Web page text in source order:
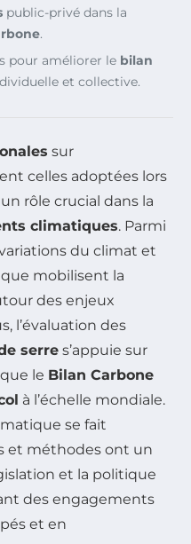
public-privé dans la
.
pour améliorer le bilan
et collective.
sur
celles adoptées lors
rôle crucial dans la
climatiques. Parmi
du climat et
mobilisent la
des enjeux
l’évaluation des
serre s’appuie sur
le Bilan Carbone
à l’échelle mondiale.
se fait
et méthodes ont un
et la politique
des engagements
et en